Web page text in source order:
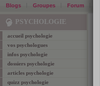
Blogs Groupes Forum
PSYCHOLOGIE
accueil psychologie
vos psychologues
infos psychologie
dossiers psychologie
articles psychologie
quizz psychologie